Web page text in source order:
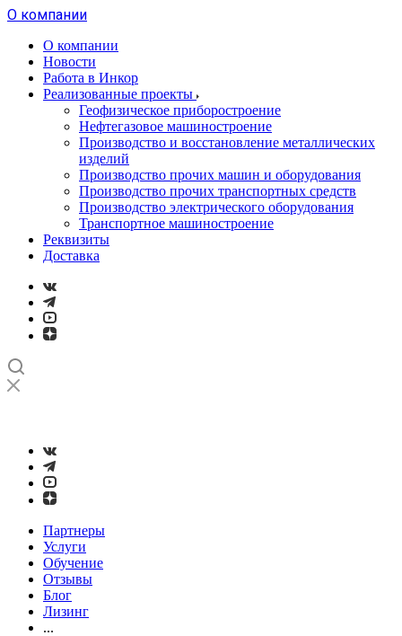
О компании
О компании
Новости
Работа в Инкор
Реализованные проекты
Геофизическое приборостроение
Нефтегазовое машиностроение
Производство и восстановление металлических
изделий
Производство прочих машин и оборудования
Производство прочих транспортных средств
Производство электрического оборудования
Транспортное машиностроение
Реквизиты
Доставка
Партнеры
Услуги
Обучение
Отзывы
Блог
Лизинг
...